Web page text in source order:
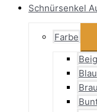
Schnürsenkel
Farbe
Blau